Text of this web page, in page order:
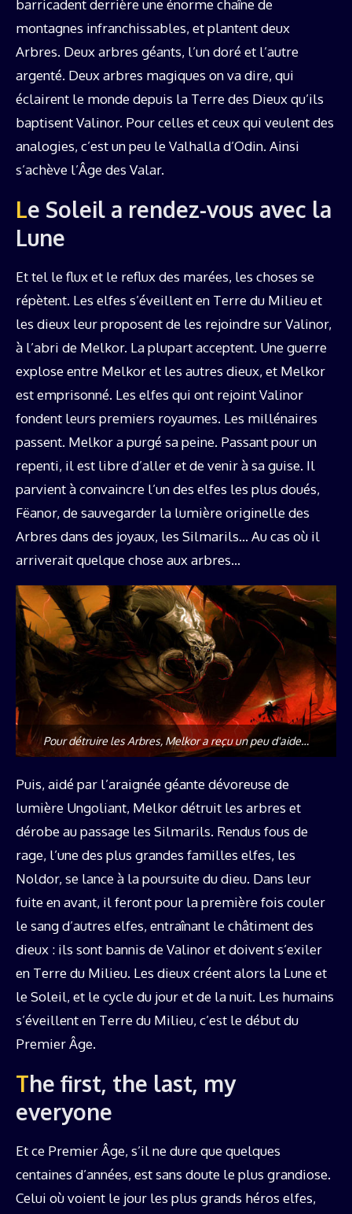
barricadent derrière une énorme chaîne de
montagnes infranchissables, et plantent deux
Arbres. Deux arbres géants, l’un doré et l’autre
argenté. Deux arbres magiques on va dire, qui
éclairent le monde depuis la Terre des Dieux qu’ils
baptisent Valinor. Pour celles et ceux qui veulent des
analogies, c’est un peu le Valhalla d’Odin. Ainsi
s’achève l’Âge des Valar.
Le Soleil a rendez-vous avec la
Lune
Et tel le flux et le reflux des marées, les choses se
répètent. Les elfes s’éveillent en Terre du Milieu et
les dieux leur proposent de les rejoindre sur Valinor,
à l’abri de Melkor. La plupart acceptent. Une guerre
explose entre Melkor et les autres dieux, et Melkor
est emprisonné. Les elfes qui ont rejoint Valinor
fondent leurs premiers royaumes. Les millénaires
passent. Melkor a purgé sa peine. Passant pour un
repenti, il est libre d’aller et de venir à sa guise. Il
parvient à convaincre l’un des elfes les plus doués,
Fëanor, de sauvegarder la lumière originelle des
Arbres dans des joyaux, les Silmarils… Au cas où il
arriverait quelque chose aux arbres…
Pour détruire les Arbres, Melkor a reçu un peu d'aide…
Puis, aidé par l’araignée géante dévoreuse de
lumière Ungoliant, Melkor détruit les arbres et
dérobe au passage les Silmarils. Rendus fous de
rage, l’une des plus grandes familles elfes, les
Noldor, se lance à la poursuite du dieu. Dans leur
fuite en avant, il feront pour la première fois couler
le sang d’autres elfes, entraînant le châtiment des
dieux : ils sont bannis de Valinor et doivent s’exiler
en Terre du Milieu. Les dieux créent alors la Lune et
le Soleil, et le cycle du jour et de la nuit. Les humains
s’éveillent en Terre du Milieu, c’est le début du
Premier Âge.
The first, the last, my
everyone
Et ce Premier Âge, s’il ne dure que quelques
centaines d’années, est sans doute le plus grandiose.
Celui où voient le jour les plus grands héros elfes,